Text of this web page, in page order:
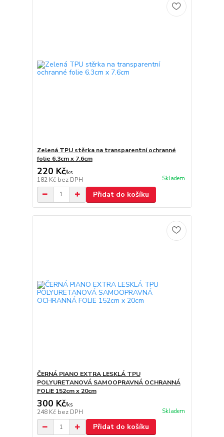
Zelená TPU stěrka na transparentní ochranné
folie 6.3cm x 7.6cm
220 Kč/ks
182 Kč bez DPH Skladem
Přidat do košíku
ČERNÁ PIANO EXTRA LESKLÁ TPU
POLYURETANOVÁ SAMOOPRAVNÁ OCHRANNÁ
FOLIE 152cm x 20cm
300 Kč/ks
248 Kč bez DPH Skladem
Přidat do košíku